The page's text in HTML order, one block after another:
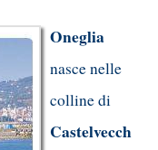
Oneglia
nasce nelle
colline di
Castelvecch